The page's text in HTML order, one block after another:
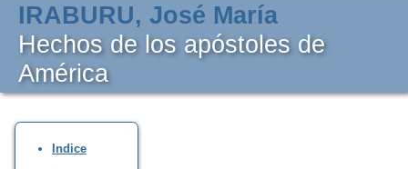
IRABURU, José María
Hechos de los apóstoles de
América
Indice